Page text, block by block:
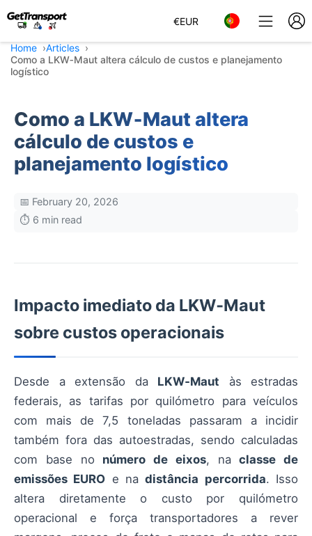
€EUR
Home
Articles
Como a LKW‑Maut altera cálculo de custos e planejamento
logístico
Como a LKW‑Maut altera
cálculo de custos e
planejamento logístico
📅 February 20, 2026
⏱️ 6 min read
Impacto imediato da LKW‑Maut
sobre custos operacionais
Desde a extensão da LKW‑Maut às estradas
federais, as tarifas por quilómetro para veículos
com mais de 7,5 toneladas passaram a incidir
também fora das autoestradas, sendo calculadas
com base no número de eixos, naclasse de
emissões EURO e nadistância percorrida. Isso
altera diretamente o custo por quilómetro
operacional e força transportadores a rever